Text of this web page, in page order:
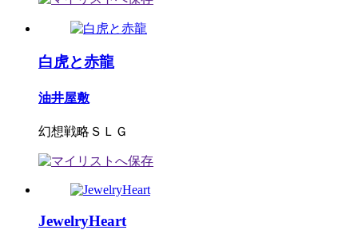
白虎と赤龍
油井屋敷
幻想戦略ＳＬＧ
JewelryHeart